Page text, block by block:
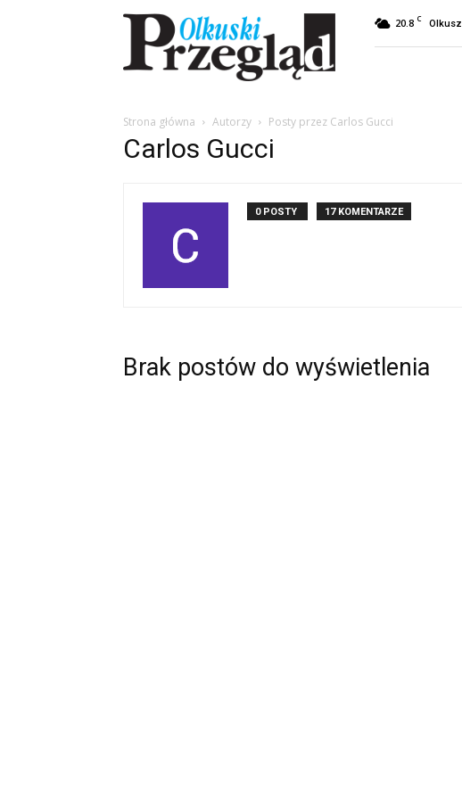
Przegląd
Olkuski
20.8 C Olkusz
Strona główna Autorzy Posty przez Carlos Gucci
Carlos Gucci
0 POSTY 17 KOMENTARZE
Brak postów do wyświetlenia